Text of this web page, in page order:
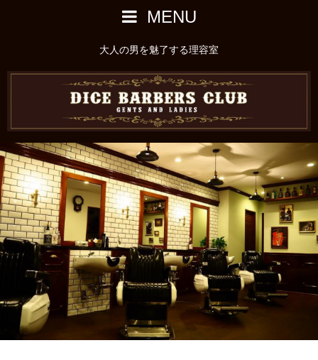
MENU
大人の男を魅了する理容室